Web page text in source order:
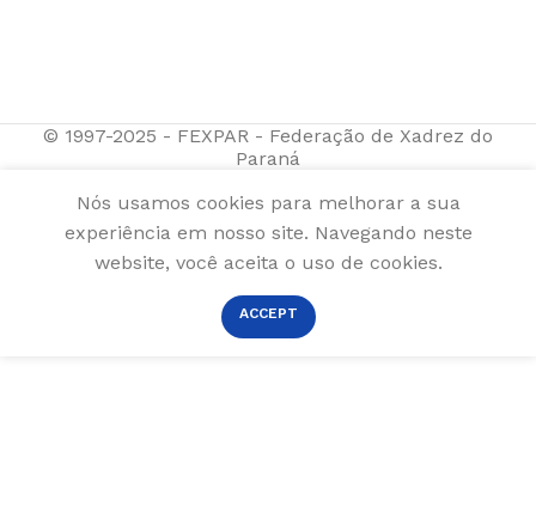
© 1997-2025 - FEXPAR - Federação de Xadrez do
Paraná
Nós usamos cookies para melhorar a sua
experiência em nosso site. Navegando neste
website, você aceita o uso de cookies.
ACCEPT